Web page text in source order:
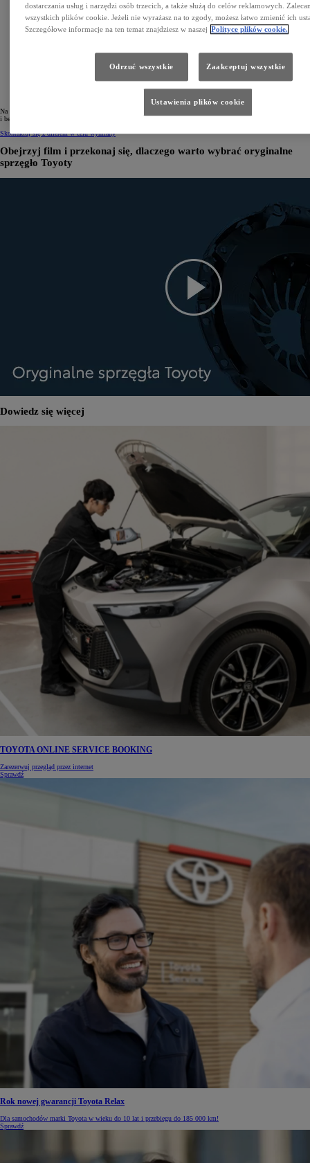
Na autostradzie, w miejskich korkach czy podczas wyprzedzania sprawnie działające sprzęgło zapewnia łatwą
i bezpieczną zmianę̨ biegów, dzięki czemu zachowujesz pełną kontrolę nad autem.
Skontaktuj się z dilerem w celu wymiany
Obejrzyj film i przekonaj się, dlaczego warto wybrać oryginalne
sprzęgło Toyoty
Dowiedz się więcej
TOYOTA ONLINE SERVICE BOOKING
Zarezerwuj przegląd przez internet
Sprawdź
Rok nowej gwarancji Toyota Relax
Dla samochodów marki Toyota w wieku do 10 lat i przebiegu do 185 000 km!
Sprawdź
dostarczania usług i narzędzi osób trzecich, a także służą do celów reklamowych.
wszystkich plików cookie. Jeżeli nie wyrażasz na to zgody, możesz łatwo zmienić ich
Szczegółowe informacje na ten temat znajdziesz w naszej Polityce plików cookie.
Odrzuć wszystkie Zaakceptuj wszystkie
Ustawienia plików cookie